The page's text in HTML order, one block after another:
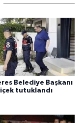
Belediye Başkanı
tutuklandı